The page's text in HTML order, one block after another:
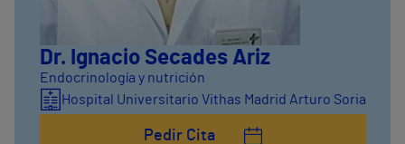
Dr. Ignacio Secades Ariz
Endocrinología y nutrición
Hospital Universitario Vithas Madrid Arturo Soria
Pedir Cita